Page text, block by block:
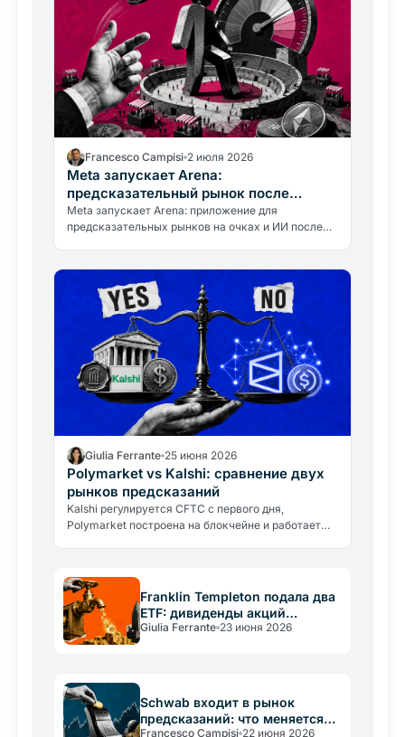
Francesco Campisi 2 июля 2026
Meta запускает Arena:
предсказательный рынок после
провала сделки с Kalshi
Meta запускает Arena: приложение для
предсказательных рынков на очках и ИИ после
Giulia Ferrante 25 июня 2026
Polymarket vs Kalshi: сравнение двух
рынков предсказаний
Kalshi регулируется CFTC с первого дня,
Polymarket построена на блокчейне и работает
Franklin Templeton подала два
ETF: дивиденды акций
конвертируются в Bitcoin
Giulia Ferrante 23 июня 2026
Schwab входит в рынок
предсказаний: что меняется
Francesco Campisi 22 июня 2026